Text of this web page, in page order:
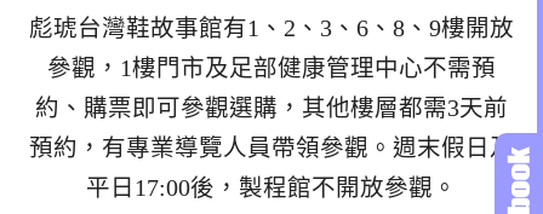
彪琥台灣鞋故事館有1、2、3、6、8、9樓開放
參觀，1樓門市及足部健康管理中心不需預
約、購票即可參觀選購，其他樓層都需3天前
預約，有專業導覽人員帶領參觀。週末假日及
平日17:00後，製程館不開放參觀。